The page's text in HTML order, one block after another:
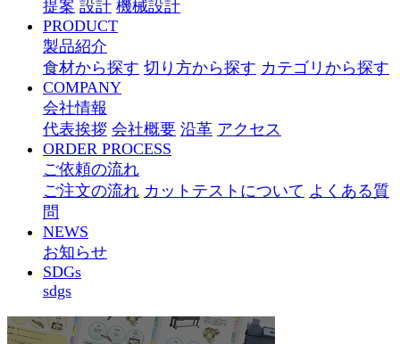
提案 設計 機械設計
PRODUCT
製品紹介
食材から探す 切り方から探す カテゴリから探す
COMPANY
会社情報
代表挨拶 会社概要 沿革 アクセス
ORDER PROCESS
ご依頼の流れ
ご注文の流れ カットテストについて よくある質
問
NEWS
お知らせ
SDGs
sdgs